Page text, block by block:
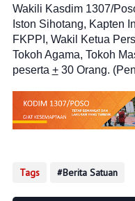
Wakili Kasdim 1307/
Iston Sihotang, Kapten
FKPPI, Wakil Ketua
Tokoh Agama, Tokoh
peserta +30 Orang.
Tags Berita Satuan